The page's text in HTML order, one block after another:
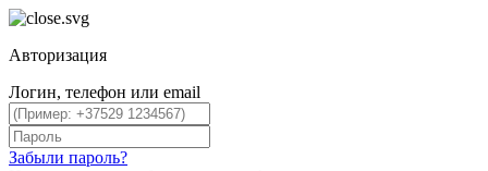
Авторизация
Логин, телефон или email
Забыли пароль?